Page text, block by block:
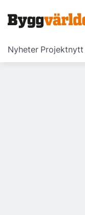
Nyheter Projektnytt